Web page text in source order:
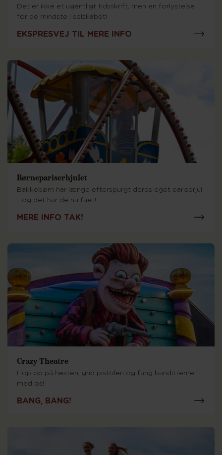
Det er ikke et ugentligt tidsskrift, men en forlystelse
for de mindste i selskabet!
EKSPRESVEJ TIL MERE INFO
Børnepariserhjulet
Bakkebørn har længe efterspurgt deres eget pariserjul
- og det har de nu fået!
MERE INFO TAK!
Crazy Theatre
Hop op på hesten, grib pistolen og fang banditterne
med os!
BANG, BANG!